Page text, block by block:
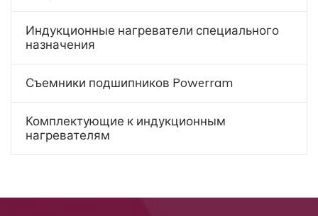
Индукционные нагреватели специального
назначения
Съемники подшипников Powerram
Комплектующие к индукционным
нагревателям